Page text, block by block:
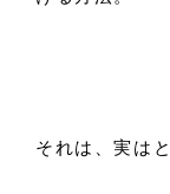
それは、実は